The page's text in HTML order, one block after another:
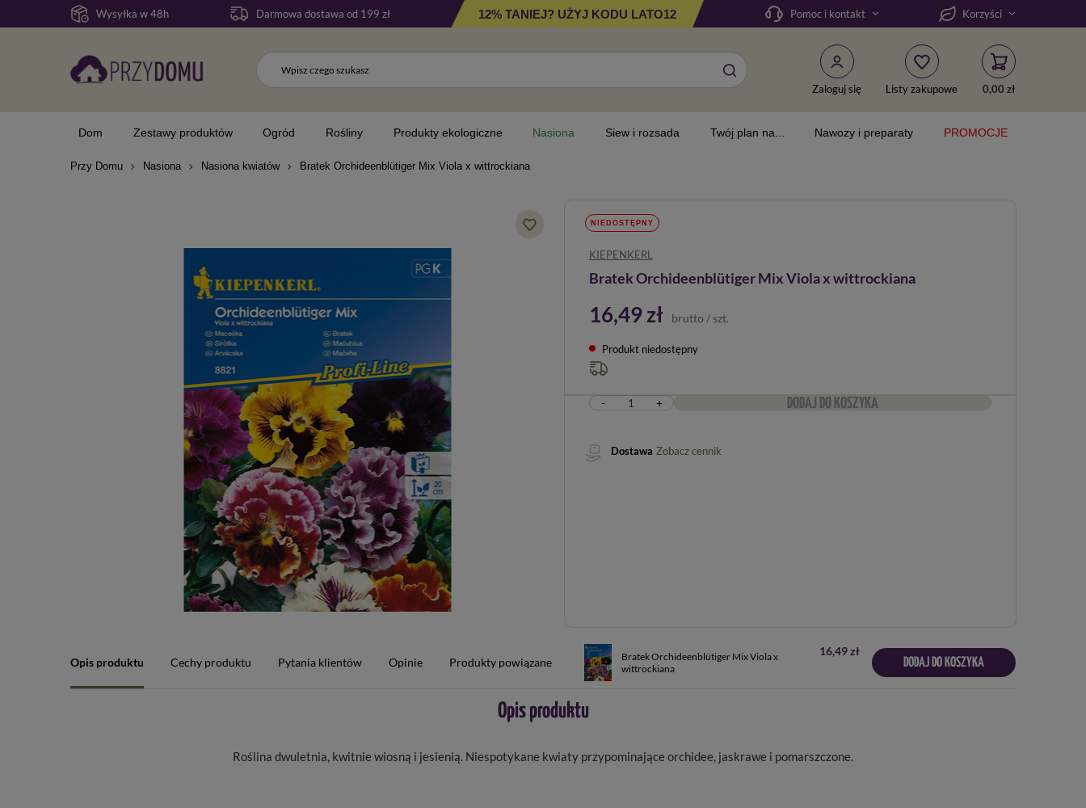
Wysyłka w 48h Darmowa dostawa od 199 zł 12% TANIEJ? UŻYJ KODU LATO12 Pomoc i kontakt Korzyści
Zaloguj się Listy zakupowe 0,00 zł
Dom Zestawy produktów Ogród Rośliny Produkty ekologiczne Nasiona Siew i rozsada Twój plan na... Nawozy i preparaty PROMOCJE
Przy Domu Nasiona Nasiona kwiatów Bratek Orchideenblütiger Mix Viola x wittrockiana
NIEDOSTĘPNY
KIEPENKERL
Bratek Orchideenblütiger Mix Viola x wittrockiana
16,49 zł brutto / szt.
Produkt niedostępny
- + DODAJ DO KOSZYKA
Dostawa Zobacz cennik
Opis produktu Cechy produktu Pytania klientów Opinie Produkty powiązane
Bratek Orchideenblütiger Mix Viola x
wittrockiana
16,49 zł
DODAJ DO KOSZYKA
Opis produktu
Roślina dwuletnia, kwitnie wiosną i jesienią. Niespotykane kwiaty przypominające orchidee, jaskrawe i pomarszczone.